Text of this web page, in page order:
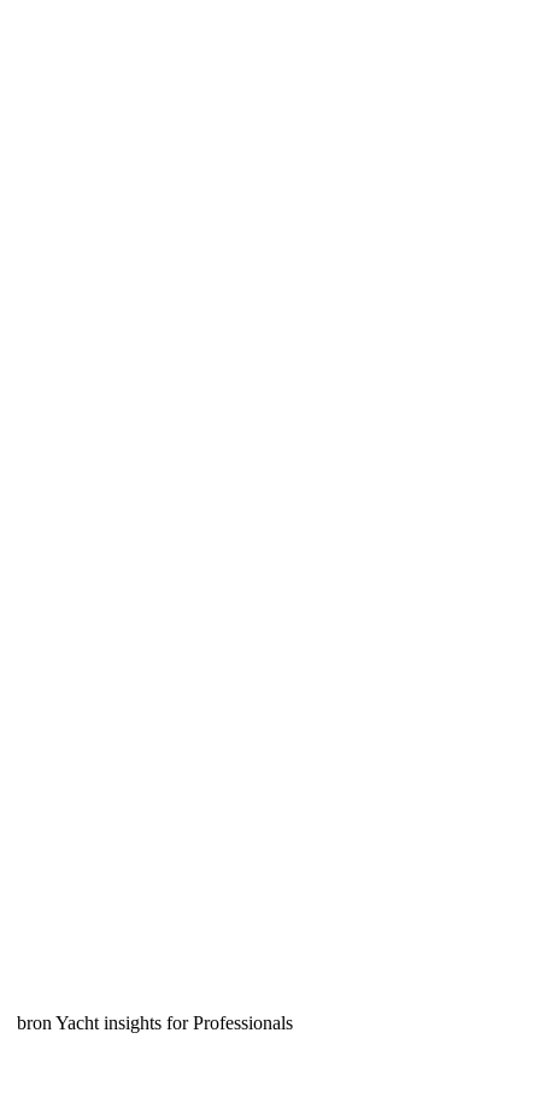
bron Yacht insights for Professionals